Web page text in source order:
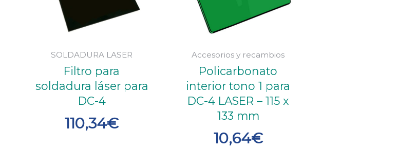
SOLDADURA LASER
Filtro para
soldadura láser para
DC-4
110,34€
Accesorios y recambios
Policarbonato
interior tono 1 para
DC-4 LASER – 115 x
133 mm
10,64€